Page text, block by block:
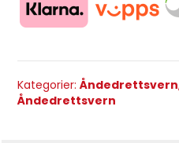
Kategorier: Åndedrettsvern
Åndedrettsvern